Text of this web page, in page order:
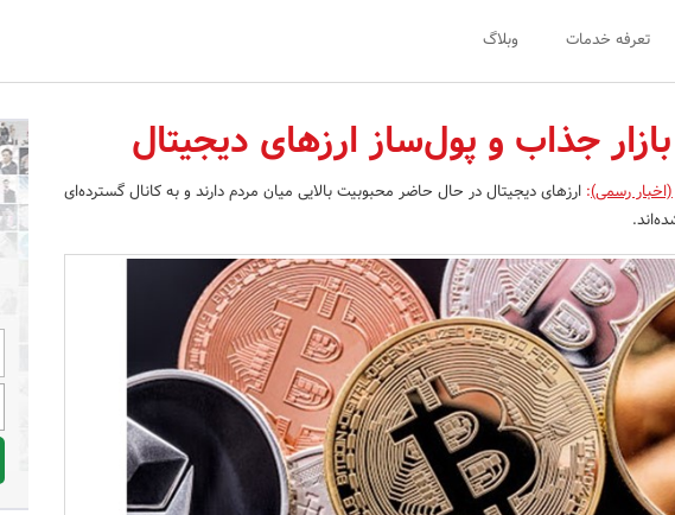
تعرفه خدمات وبلاگ
جذاب و پول‌ساز ارزهای دیجیتال
(اخبار رسمی): ارزهای دیجیتال در حال حاضر محبوبیت بالایی میان مردم دارند و به کانال گسترده‌ای